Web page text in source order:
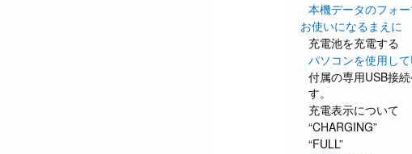
本機データのフォ
お使いになるまえに
充電池を充電する
パソコンを使用し
付属の専用USB接
す。
充電表示について
“CHARGING”
“FULL”